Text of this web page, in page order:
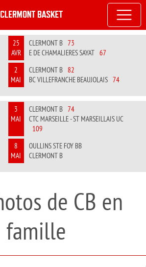
CLERMONT BASKET
NEXT
25
AVR
CLERMONT B 73
E DE CHAMALIERES SAYAT 67
2
MAI
CLERMONT B 82
BC VILLEFRANCHE BEAUJOLAIS 74
NEXT
3
MAI
CLERMONT B 74
CTC MARSEILLE - ST MARSEILLAIS UC
109
8
MAI
OULLINS STE FOY BB
CLERMONT B
de CB en
famille